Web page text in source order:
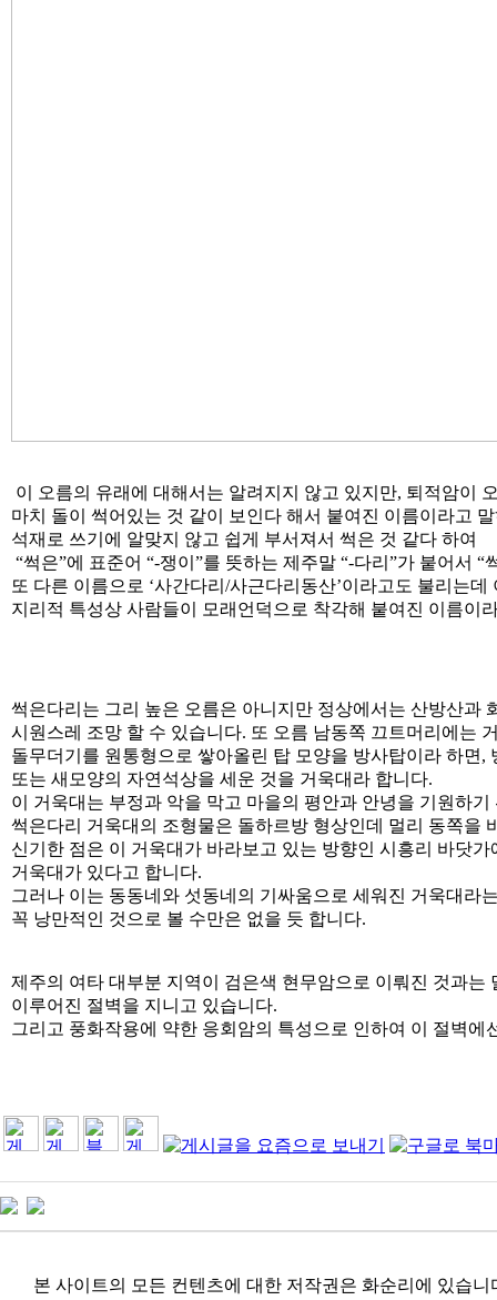
이 오름의 유래에 대해서는 알려지지 않고 있지만, 퇴적암이
마치 돌이 썩어있는 것 같이 보인다 해서 붙여진 이름이라고
석재로 쓰기에 알맞지 않고 쉽게 부서져서 썩은 것 같다 하여
“썩은”에 표준어 “-쟁이”를 뜻하는 제주말 “-다리”가 붙어서
또 다른 이름으로 ‘사간다리/사근다리동산’이라고도 불리는
지리적 특성상 사람들이 모래언덕으로 착각해 붙여진 이름이
썩은다리는 그리 높은 오름은 아니지만 정상에서는 산방산과
시원스레 조망 할 수 있습니다. 또 오름 남동쪽 끄트머리에는
돌무더기를 원통형으로 쌓아올린 탑 모양을 방사탑이라 하면
또는 새모양의 자연석상을 세운 것을 거욱대라 합니다.
이 거욱대는 부정과 악을 막고 마을의 평안과 안녕을 기원하
썩은다리 거욱대의 조형물은 돌하르방 형상인데 멀리 동쪽을
신기한 점은 이 거욱대가 바라보고 있는 방향인 시흥리 바닷
거욱대가 있다고 합니다.
그러나 이는 동동네와 섯동네의 기싸움으로 세워진 거욱대라
꼭 낭만적인 것으로 볼 수만은 없을 듯 합니다.
제주의 여타 대부분 지역이 검은색 현무암으로 이뤄진 것과는
이루어진 절벽을 지니고 있습니다.
그리고 풍화작용에 약한 응회암의 특성으로 인하여 이 절벽
본 사이트의 모든 컨텐츠에 대한 저작권은 화순리에 있습